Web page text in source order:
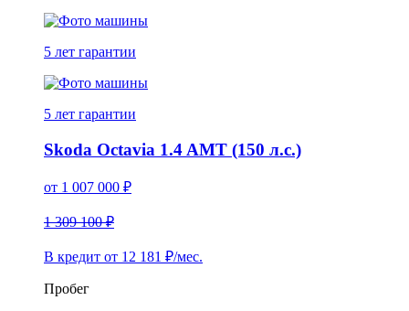
5 лет гарантии
5 лет гарантии
Skoda Octavia 1.4 AMT (150 л.с.)
от 1 007 000 ₽
1 309 100 ₽
В кредит от 12 181 ₽/мес.
Пробег